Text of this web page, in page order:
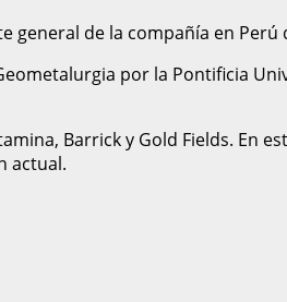
general de la compañía en Perú
por la Pontificia
Barrick y Gold Fields. En
actual.